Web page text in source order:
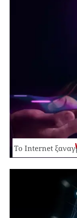
Το Internet